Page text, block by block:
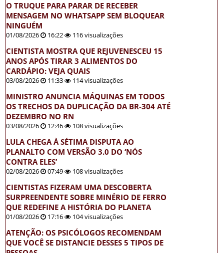
O TRUQUE PARA PARAR DE RECEBER
MENSAGEM NO WHATSAPP SEM BLOQUEAR
NINGUÉM
01/08/2026 16:22 116 visualizações
CIENTISTA MOSTRA QUE REJUVENESCEU 15
ANOS APÓS TIRAR 3 ALIMENTOS DO
CARDÁPIO: VEJA QUAIS
03/08/2026 11:33 114 visualizações
MINISTRO ANUNCIA MÁQUINAS EM TODOS
OS TRECHOS DA DUPLICAÇÃO DA BR-304 ATÉ
DEZEMBRO NO RN
03/08/2026 12:46 108 visualizações
LULA CHEGA À SÉTIMA DISPUTA AO
PLANALTO COM VERSÃO 3.0 DO ‘NÓS
CONTRA ELES’
02/08/2026 07:49 108 visualizações
CIENTISTAS FIZERAM UMA DESCOBERTA
SURPREENDENTE SOBRE MINÉRIO DE FERRO
QUE REDEFINE A HISTÓRIA DO PLANETA
01/08/2026 17:16 104 visualizações
ATENÇÃO: OS PSICÓLOGOS RECOMENDAM
QUE VOCÊ SE DISTANCIE DESSES 5 TIPOS DE